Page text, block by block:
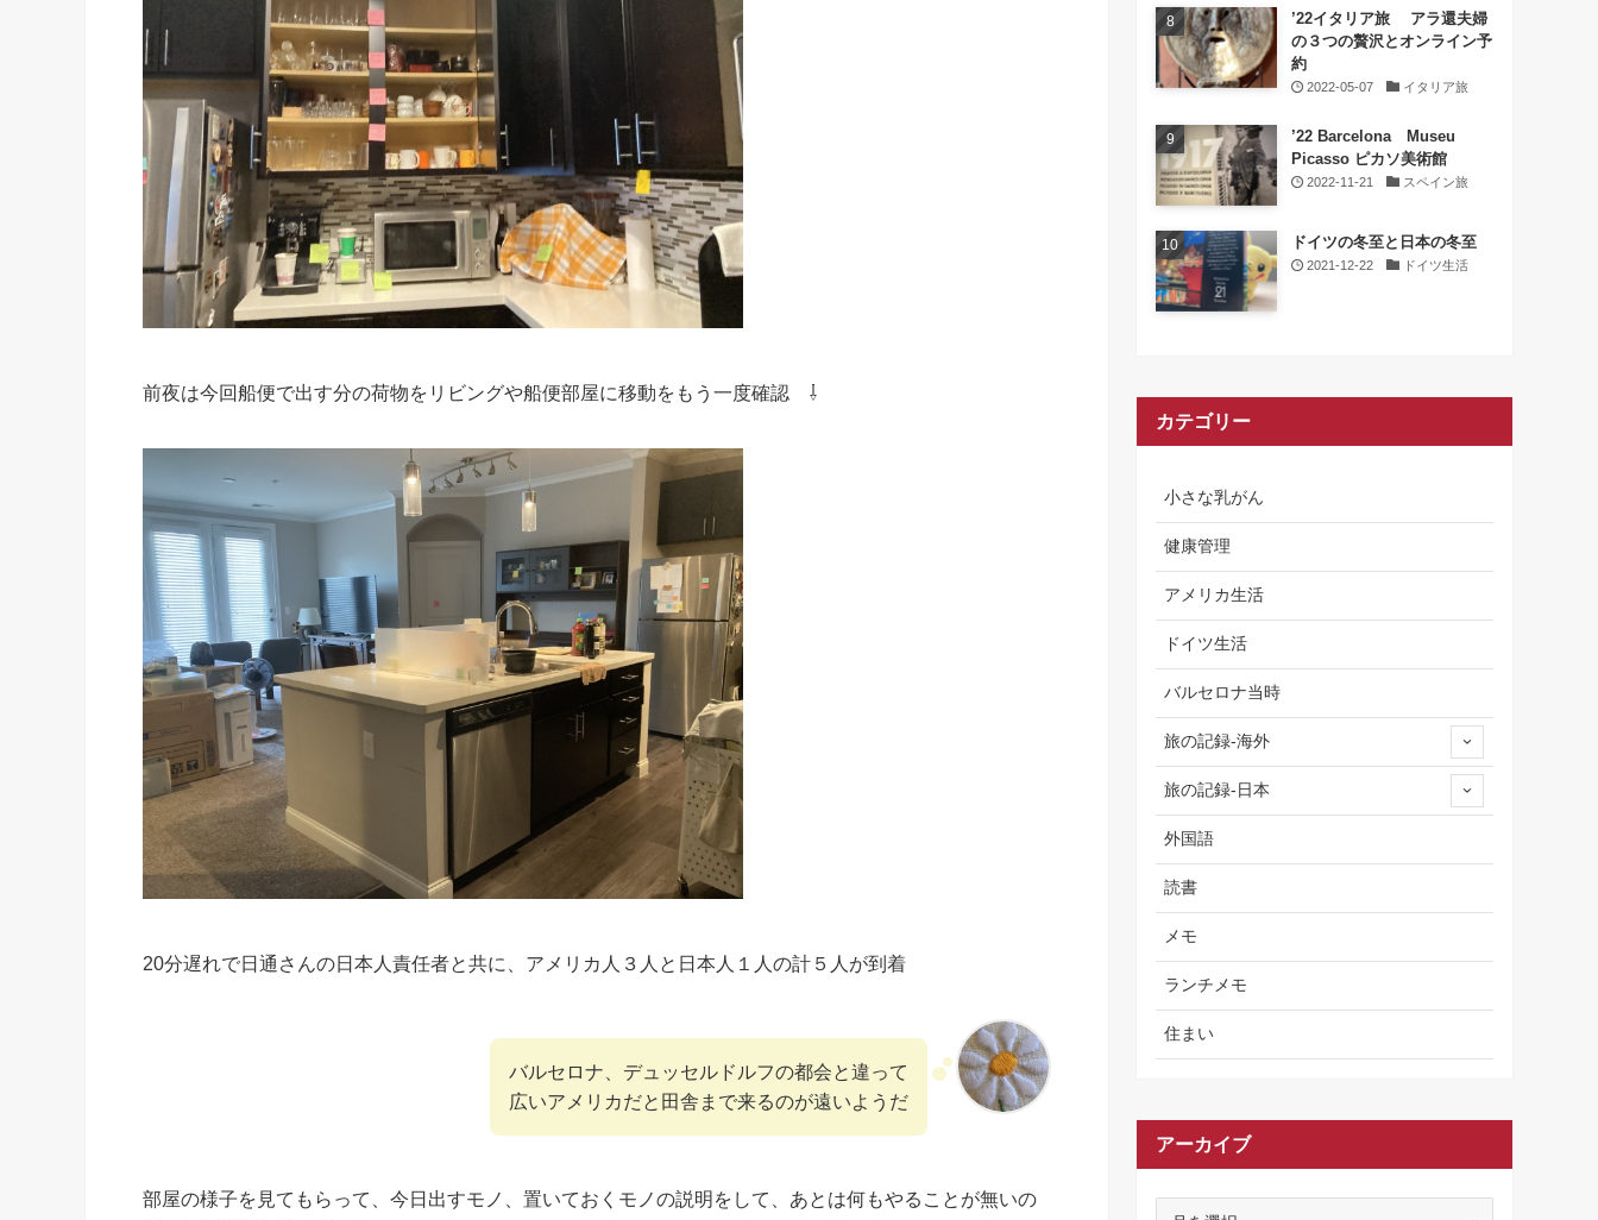
前夜は今回船便で出す分の荷物をリビングや船便部屋に移動をもう一度確認 ⇩
20分遅れで日通さんの日本人責任者と共に、アメリカ人３人と日本人１人の計５人が到着
バルセロナ、デュッセルドルフの都会と違って
広いアメリカだと田舎まで来るのが遠いようだ
部屋の様子を見てもらって、今日出すモノ、置いておくモノの説明をして、あとは何もやることが無いの
’22イタリア旅 アラ還夫婦
の３つの贅沢とオンライン予
約
2022-05-07 イタリア旅
’22 Barcelona Museu
Picasso ピカソ美術館
2022-11-21 スペイン旅
ドイツの冬至と日本の冬至
2021-12-22 ドイツ生活
カテゴリー
小さな乳がん
健康管理
アメリカ生活
ドイツ生活
バルセロナ当時
旅の記録-海外
旅の記録-日本
外国語
読書
メモ
ランチメモ
住まい
アーカイブ